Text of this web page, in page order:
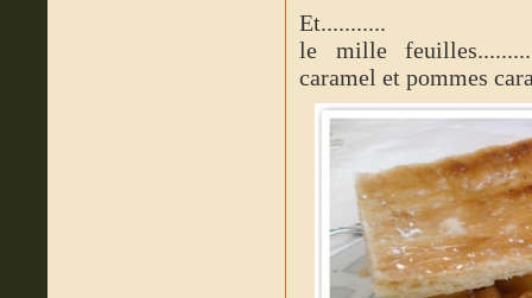
Et...........
le mille
caramel et pommes